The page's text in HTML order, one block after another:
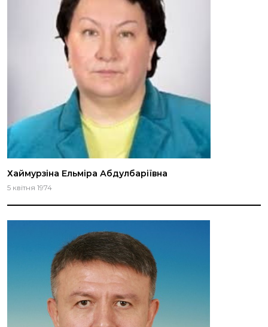
Хаймурзіна Ельміра Абдулбаріївна
5 квітня 1974